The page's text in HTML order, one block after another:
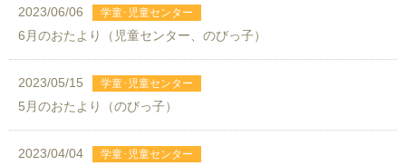
2023/06/06
6月のおたより（児童センター、のびっ子）
2023/05/15
5月のおたより（のびっ子）
2023/04/04